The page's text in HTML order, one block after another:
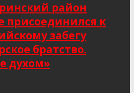
район
присоединился к
забегу
братство.
духом»